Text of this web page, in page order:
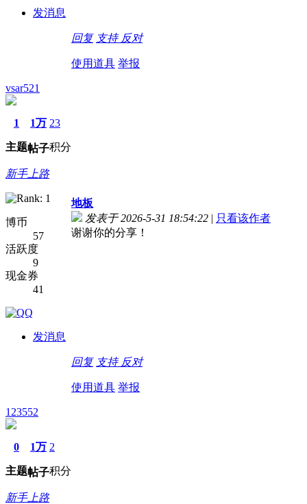
发消息
回复 支持 反对
使用道具 举报
vsar521
1
主题
1万
帖子
23
积分
新手上路
博币
57
活跃度
9
现金券
41
发消息
地板
发表于 2026-5-31 18:54:22 | 只看该作者
谢谢你的分享！
回复 支持 反对
使用道具 举报
123552
0
主题
1万
帖子
2
积分
新手上路